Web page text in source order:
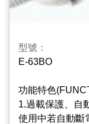
將“RESET”輕
源時按下
5.2+3孔多功能
方便2P和3P的
型號：
E-63BO
功能特色
1.過載保護、自
使用中若自動斷